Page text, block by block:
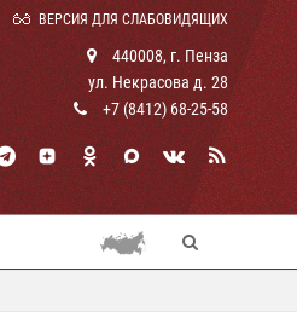
ВЕРСИЯ ДЛЯ СЛАБОВИДЯЩИХ
440008, г. Пенза
ул. Некрасова д. 28
+7 (8412) 68-25-58